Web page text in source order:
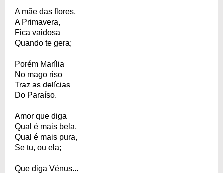
A mãe das flores,
A Primavera,
Fica vaidosa
Quando te gera;
Porém Marília
No mago riso
Traz as delícias
Do Paraíso.
Amor que diga
Qual é mais bela,
Qual é mais pura,
Se tu, ou ela;
Que diga Vénus...